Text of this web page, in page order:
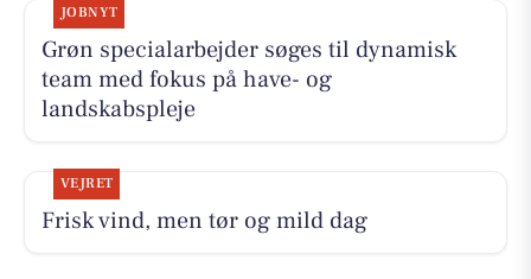
JOBNYT
Grøn specialarbejder søges til dynamisk
team med fokus på have- og
landskabspleje
VEJRET
Frisk vind, men tør og mild dag